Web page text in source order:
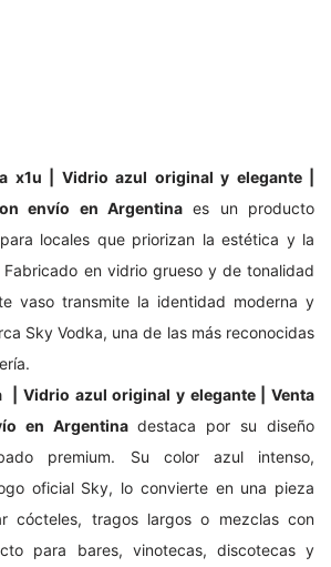
x1u | Vidrio azul original y elegante |
envío en Argentinaes un producto
locales que priorizan la estética y la
en vidrio grueso y de tonalidad
vaso transmite la identidad moderna y
Sky Vodka, una de las más reconocidas
| Vidrio azul original y elegante | Venta
en Argentinadestaca por su diseño
premium. Su color azul intenso,
oficial Sky, lo convierte en una pieza
cócteles, tragos largos o mezclas con
para bares, vinotecas, discotecas y